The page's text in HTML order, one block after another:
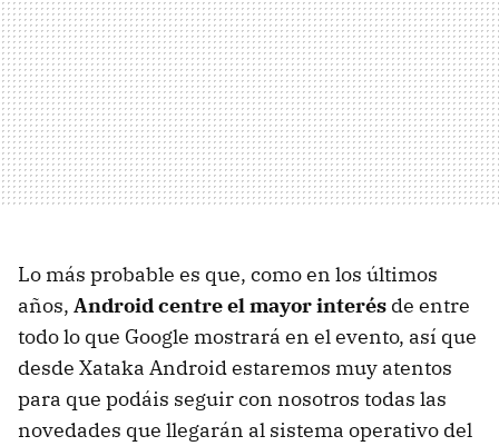
Lo más probable es que, como en los últimos
años, Android centre el mayor interés de entre
todo lo que Google mostrará en el evento, así que
desde Xataka Android estaremos muy atentos
para que podáis seguir con nosotros todas las
novedades que llegarán al sistema operativo del